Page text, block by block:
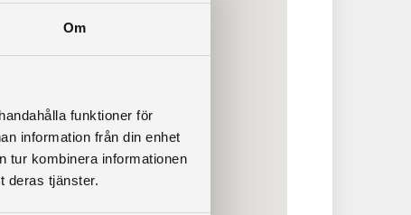
Om
funktioner för
information från din enhet
tur kombinera informationen
deras tjänster.